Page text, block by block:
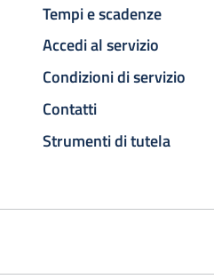
Tempi e scadenze
Accedi al servizio
Condizioni di servizio
Contatti
Strumenti di tutela